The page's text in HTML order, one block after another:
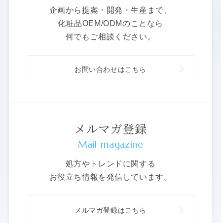
企画から提案・開発・生産まで、
化粧品OEM/ODMのことなら
何でもご相談ください。
お問い合わせはこちら
メルマガ登録
Mail magazine
処方やトレンドに関する
お役立ち情報を発信しています。
メルマガ登録はこちら